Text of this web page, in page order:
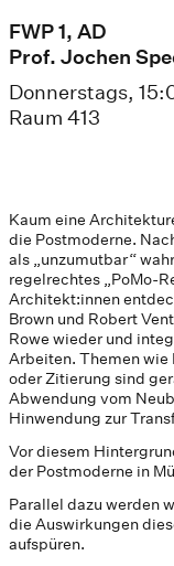
FWP 1, AD
Prof. Jochen
Donnerstags,
Raum 413
Kaum eine
die Postmoderne.
als „unzumutbar“
regelrechtes „PoMo-
Architekt:innen
Brown und Robert
Rowe wieder und
Arbeiten. Themen
oder Zitierung sind
Abwendung vom
Hinwendung zur
Vor diesem
der Postmoderne in
Parallel dazu werden
die Auswirkungen
aufspüren.